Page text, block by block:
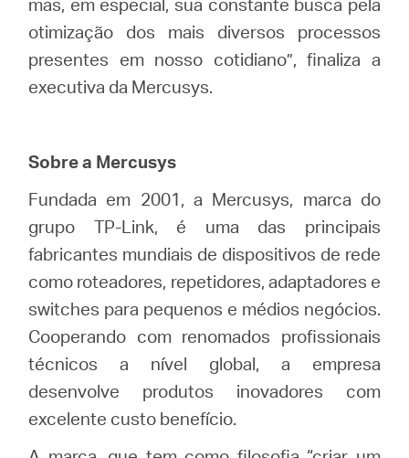
otimização dos mais diversos processos
presentes em nosso cotidiano”, finaliza a
executiva da Mercusys.
Sobre a Mercusys
Fundada em 2001, a Mercusys, marca do
grupo TP-Link, é uma das principais
fabricantes mundiais de dispositivos de rede
como roteadores, repetidores, adaptadores e
switches para pequenos e médios negócios.
Cooperando com renomados profissionais
técnicos a nível global, a empresa
desenvolve produtos inovadores com
excelente custo benefício.